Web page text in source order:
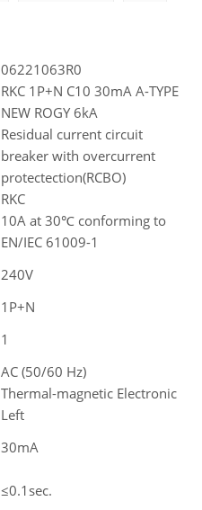
06221063R0
RKC 1P+N C10 30mA A-TYPE
NEW ROGY 6kA
Residual current circuit
breaker with overcurrent
protectection(RCBO)
RKC
10A at 30℃ conforming to
EN/IEC 61009-1
240V
1P+N
1
AC (50/60 Hz)
Thermal-magnetic Electronic
Left
30mA
≤0.1sec.